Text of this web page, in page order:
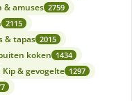
& amuses 2759
2115
& tapas 2015
koken 1434
Kip & gevogelte 1297